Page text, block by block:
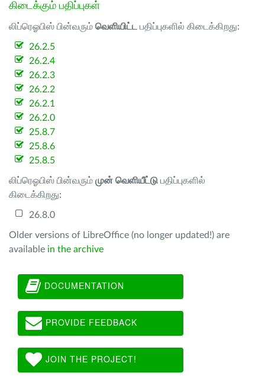
கிடைக்கும் பதிப்புகள்
லிப்ரெஓபிஸ் பின்வரும் வெளியிட்ட பதிப்புகளில் கிடைக்கிறது:
26.2.5
26.2.4
26.2.3
26.2.2
26.2.1
26.2.0
25.8.7
25.8.6
25.8.5
லிப்ரெஓபிஸ் பின்வரும் முன் வெளியீட்டு பதிப்புகளில்
கிடைக்கிறது:
26.8.0
Older versions of LibreOffice (no longer updated!) are
available in the archive
DOCUMENTATION
PROVIDE FEEDBACK
JOIN THE PROJECT!